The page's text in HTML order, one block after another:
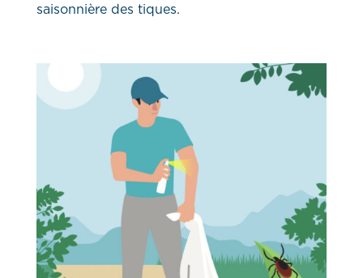
saisonnière des tiques.